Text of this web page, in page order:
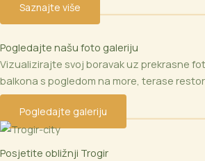
Saznajte više
Pogledajte našu foto galeriju
Vizualizirajte svoj boravak uz prekrasne
balkona s pogledom na more, terase
Pogledajte galeriju
Posjetite obližnji Trogir